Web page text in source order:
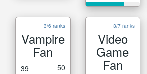
3/6 ranks
Vampire
Fan
39 50
3/7 ranks
Video
Game
Fan